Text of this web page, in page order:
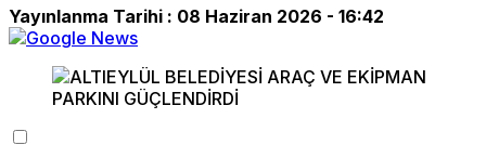
Yayınlanma Tarihi : 08 Haziran 2026 - 16:42